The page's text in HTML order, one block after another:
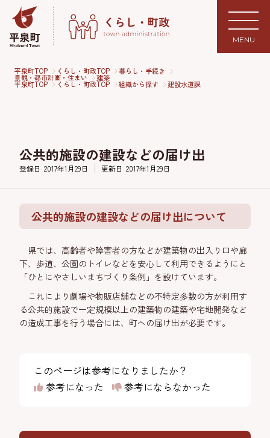
MENU
平泉町TOP くらし・町政TOP 暮らし・手続き
景観・都市計画・住まい 建築
平泉町TOP くらし・町政TOP 組織から探す 建設水道課
公共的施設の建設などの届け出
登録日 2017年1月29日 更新日 2017年1月29日
公共的施設の建設などの届け出について
県では、高齢者や障害者の方などが建築物の出入り口や廊
下、歩道、公園のトイレなどを安心して利用できるようにと
「ひとにやさしいまちづくり条例」を設けています。
これにより劇場や物販店舗などの不特定多数の方が利用す
る公共的施設で一定規模以上の建築物の建築や宅地開発など
の造成工事を行う場合には、町への届け出が必要です。
このページは参考になりましたか？
参考になった
参考にならなかった